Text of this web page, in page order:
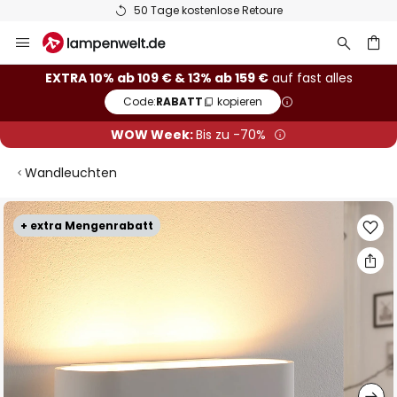
50 Tage kostenlose Retoure
Inhalt
springen
EXTRA 10% ab 109 € & 13% ab 159 €auf fast alles
Code:RABATT kopieren
WOW Week:Bis zu -70%
Wandleuchten
+ extra Mengenrabatt
Zum
Ende
der
Bildgalerie
springen